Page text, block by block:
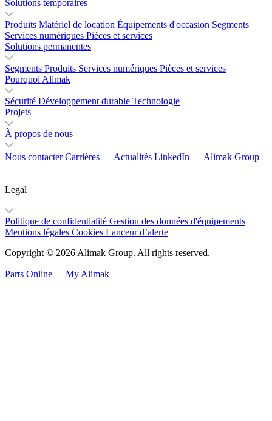
Solutions temporaires
Produits Matériel de location Équipements d'occasion Segments
Services numériques Pièces et services
Solutions permanentes
Segments Produits Services numériques Pièces et services
Pourquoi Alimak
Sécurité Développement durable Technologie
Projets
À propos de nous
Nous contacter Carrières Actualités LinkedIn Alimak Group
Legal
Politique de confidentialité Gestion des données d'équipements
Mentions légales Cookies Lanceur d’alerte
Copyright © 2026 Alimak Group. All rights reserved.
Parts Online My Alimak